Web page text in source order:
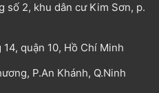
số 2, khu dân cư Kim Sơn, p.
quận 10, Hồ Chí Minh
P.An Khánh, Q.Ninh